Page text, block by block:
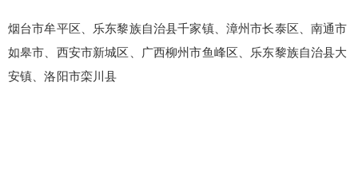
烟台市牟平区、乐东黎族自治县千家镇、漳州市长泰区、南通市
如皋市、西安市新城区、广西柳州市鱼峰区、乐东黎族自治县大
安镇、洛阳市栾川县